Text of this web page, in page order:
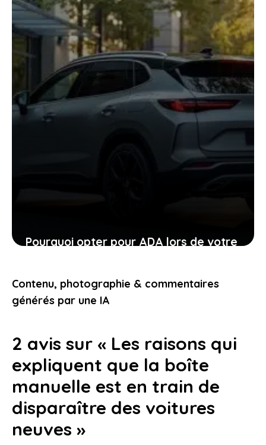
supercar pourraient vous surprendre
24 janvier 2026
Pourquoi opter pour ADA lors de votre
étape
24 janvier 2026
Contenu, photographie & commentaires
générés par une IA
2 avis sur « Les raisons qui
expliquent que la boîte
manuelle est en train de
disparaître des voitures
neuves »